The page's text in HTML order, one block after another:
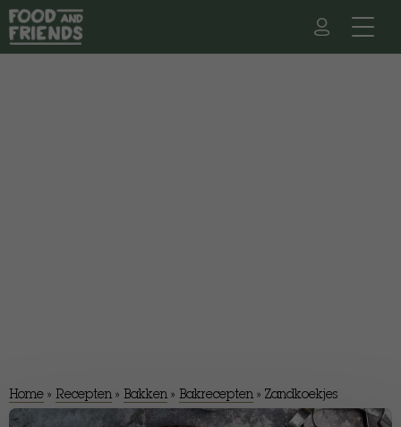
Home » Recepten » Bakken » Bakrecepten » Zandkoekjes